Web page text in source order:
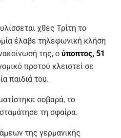
χθες Τρίτη το
έλαβε τηλεφωνική κλήση
της, ο ύποπτος, 51
προτού κλειστεί σε
παιδιά του.
σοβαρά, το
τη σφαίρα.
της γερμανικής